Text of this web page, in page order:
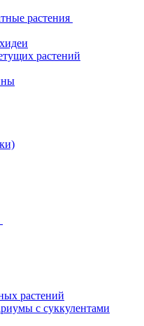
растения
растений
растений
с суккулентами